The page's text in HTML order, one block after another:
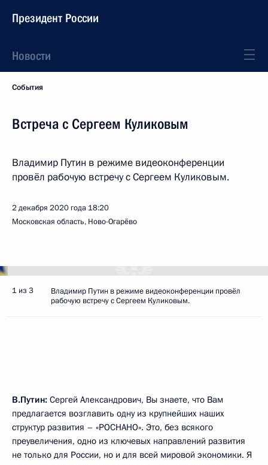
Президент России
Новости
События
Встреча с Сергеем Куликовым
Владимир Путин в режиме видеоконференции
провёл рабочую встречу с Сергеем Куликовым.
2 декабря 2020 года 18:20
Московская область, Ново-Огарёво
1 из 3
Владимир Путин в режиме видеоконференции провёл
рабочую встречу с Сергеем Куликовым.
В.Путин: Сергей Александрович, Вы знаете, что Вам
предлагается возглавить одну из крупнейших наших
структур развития – «РОСНАНО». Это, без всякого
преувеличения, одно из ключевых направлений развития
не только для России, но и для всей мировой экономики. Я